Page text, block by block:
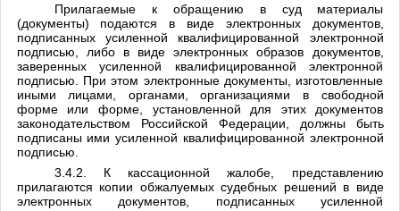
Прилагаемые к обращению в суд материалы
(документы) подаются в виде электронных документов,
подписанных усиленной квалифицированной электронной
подписью, либо в виде электронных образов документов,
заверенных усиленной квалифицированной электронной
подписью. При этом электронные документы, изготовленные
иными лицами, органами, организациями в свободной
форме или форме, установленной для этих документов
законодательством Российской Федерации, должны быть
подписаны ими усиленной квалифицированной электронной
подписью.
3.4.2. К кассационной жалобе, представлению
прилагаются копии обжалуемых судебных решений в виде
электронных документов, подписанных усиленной